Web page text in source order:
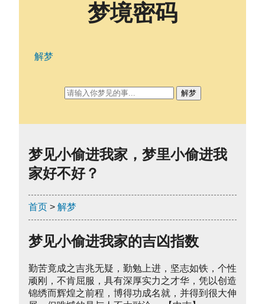
梦见小偷进我家，梦里小偷进我
家好不好？
首页 > 解梦
梦见小偷进我家的吉凶指数
勤苦竟成之吉兆无疑，勤勉上进，坚志如铁，个性
顽刚，不肯屈服，具有深厚实力之才华，凭以创造
锦绣而辉煌之前程，博得功成名就，并得到很大伸
梦境密码
解梦
解梦